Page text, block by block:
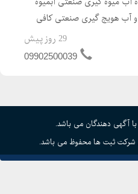
آب هویج گیری صنعتی کافی
بستنی فروشی دستگاه آب میوه
صنعتی و دستگاه آب هویج گیری
29 روز پیش
09902500039
آگهی دهندگان می باشد.
شرکت ثبت ها محفوظ می باشد.